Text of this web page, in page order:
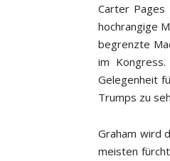
Carter Pages
hochrangige
begrenzte
im
Gelegenheit
Trumps zu
Graham wird
meisten